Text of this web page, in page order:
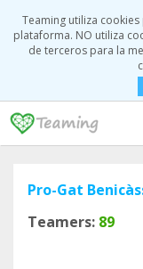
Teaming utiliza
plataforma. NO utiliza
de terceros para la
Pro-Gat
Teamers: 89